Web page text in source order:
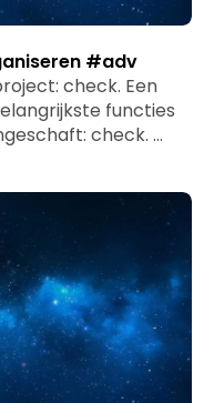
#adv
check. Een
functies
check. …